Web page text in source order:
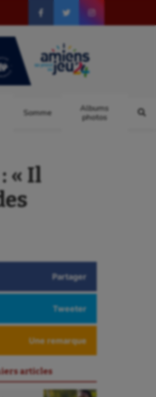
Somme
Albums
photos
« Il
Partager
Tweeter
Une remarque
articles